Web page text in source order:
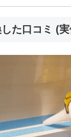
た口コミ (